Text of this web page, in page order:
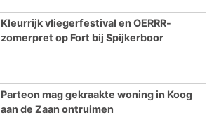
Kleurrijk vliegerfestival en OERRR-
zomerpret op Fort bij Spijkerboor
Parteon mag gekraakte woning in Koog
aan de Zaan ontruimen